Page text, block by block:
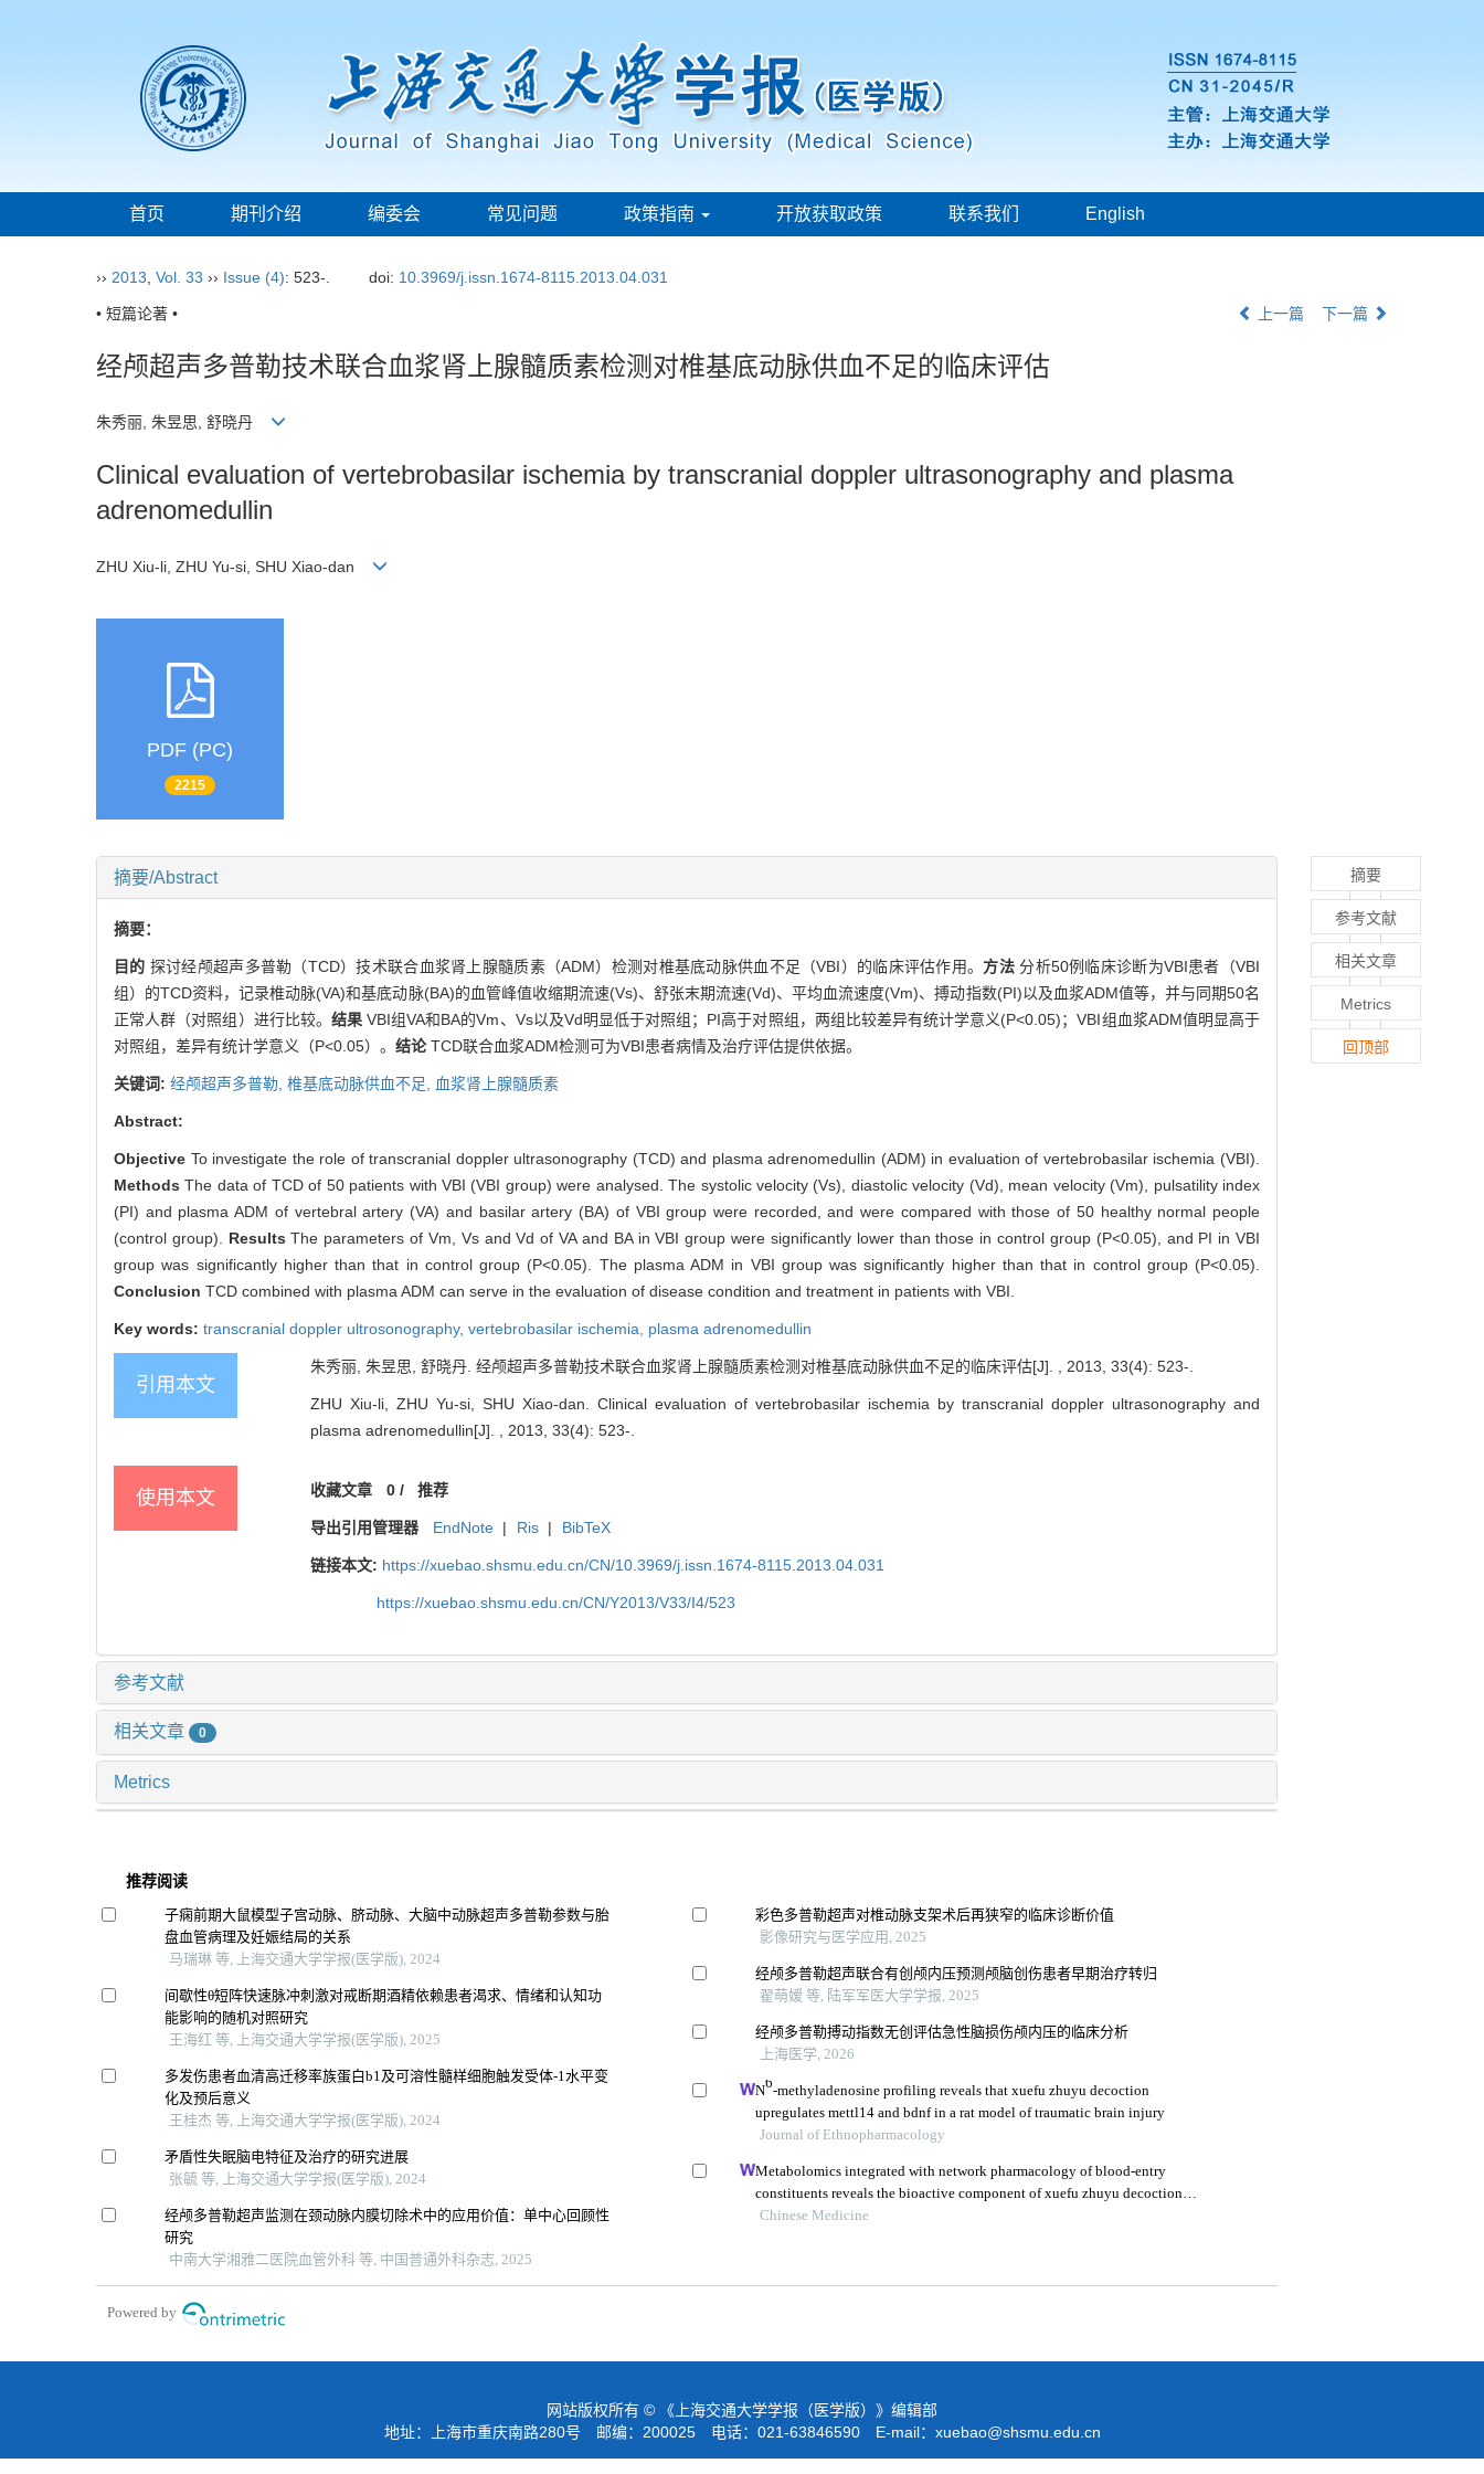
首页 期刊介绍 编委会 常见问题 政策指南 开放获取政策 联系我们 English
›› 2013 Vol. 33 ›› Issue (4): 523-. doi: 10.3969/j.issn.1674-8115.2013.04.031
• 短篇论著 • 上一篇 下一篇
经颅超声多普勒技术联合血浆肾上腺髓质素检测对椎基底动脉供血不足的临床评估
朱秀丽, 朱昱思, 舒晓丹
Clinical evaluation of vertebrobasilar ischemia by transcranial doppler ultrasonography and plasma
adrenomedullin
ZHU Xiu-li, ZHU Yu-si, SHU Xiao-dan
PDF (PC)
2215
摘要/Abstract
摘要：
目的 探讨经颅超声多普勒（TCD）技术联合血浆肾上腺髓质素（ADM）检测对椎基底动脉供血不足（VBI）的临床评估作用。 方法分析50例临床诊断为VBI患者（VBI
组）的TCD资料，记录椎动脉(VA)和基底动脉(BA)的血管峰值收缩期流速(Vs)、舒张末期流速(Vd)、平均血流速度(Vm)、搏动指数(PI)以及血浆ADM值等，并与同期50名
正常人群（对照组）进行比较。 结果VBI组VA和BA的Vm、Vs以及Vd明显低于对照组；PI高于对照组，两组比较差异有统计学意义(P<0.05)；VBI组血浆ADM值明显高于
对照组，差异有统计学意义（P<0.05）。 结论TCD联合血浆ADM检测可为VBI患者病情及治疗评估提供依据。
关键词: 经颅超声多普勒, 椎基底动脉供血不足, 血浆肾上腺髓质素
Abstract:
Objective To investigate the role of transcranial doppler ultrasonography (TCD) and plasma adrenomedullin (ADM) in evaluation of vertebrobasilar ischemia (VBI).
MethodsThe data of TCD of 50 patients with VBI (VBI group) were analysed. The systolic velocity (Vs), diastolic velocity (Vd), mean velocity (Vm), pulsatility index
(PI) and plasma ADM of vertebral artery (VA) and basilar artery (BA) of VBI group were recorded, and were compared with those of 50 healthy normal people
(control group). ResultsThe parameters of Vm, Vs and Vd of VA and BA in VBI group were significantly lower than those in control group (P<0.05), and PI in VBI
group was significantly higher than that in control group (P<0.05). The plasma ADM in VBI group was significantly higher than that in control group (P<0.05).
Conclusion TCD combined with plasma ADM can serve in the evaluation of disease condition and treatment in patients with VBI.
Key words: transcranial doppler ultrosonography, vertebrobasilar ischemia, plasma adrenomedullin
引用本文
朱秀丽, 朱昱思, 舒晓丹. 经颅超声多普勒技术联合血浆肾上腺髓质素检测对椎基底动脉供血不足的临床评估[J]. , 2013, 33(4): 523-.
ZHU Xiu-li, ZHU Yu-si, SHU Xiao-dan. Clinical evaluation of vertebrobasilar ischemia by transcranial doppler ultrasonography and
plasma adrenomedullin[J]. , 2013, 33(4): 523-.
使用本文 收藏文章 0/ 推荐
导出引用管理器 EndNote | Ris | BibTeX
链接本文: https://xuebao.shsmu.edu.cn/CN/10.3969/j.issn.1674-8115.2013.04.031
https://xuebao.shsmu.edu.cn/CN/Y2013/V33/I4/523
参考文献
相关文章 0
Metrics
推荐阅读
子痫前期大鼠模型子宫动脉、脐动脉、大脑中动脉超声多普勒参数与胎
盘血管病理及妊娠结局的关系
马瑞琳 等, 上海交通大学学报(医学版), 2024
间歇性θ短阵快速脉冲刺激对戒断期酒精依赖患者渴求、情绪和认知功
能影响的随机对照研究
王海红 等, 上海交通大学学报(医学版), 2025
多发伤患者血清高迁移率族蛋白b1及可溶性髓样细胞触发受体-1水平变
化及预后意义
王桂杰 等, 上海交通大学学报(医学版), 2024
矛盾性失眠脑电特征及治疗的研究进展
张毓 等, 上海交通大学学报(医学版), 2024
经颅多普勒超声监测在颈动脉内膜切除术中的应用价值：单中心回顾性
研究
中南大学湘雅二医院血管外科 等, 中国普通外科杂志, 2025
彩色多普勒超声对椎动脉支架术后再狭窄的临床诊断价值
影像研究与医学应用, 2025
经颅多普勒超声联合有创颅内压预测颅脑创伤患者早期治疗转归
翟萌嫒 等, 陆军军医大学学报, 2025
经颅多普勒搏动指数无创评估急性脑损伤颅内压的临床分析
上海医学, 2026
N6-methyladenosine profiling reveals that xuefu zhuyu decoction
upregulates mettl14 and bdnf in a rat model of traumatic brain injury
Journal of Ethnopharmacology
Metabolomics integrated with network pharmacology of blood-entry
constituents reveals the bioactive component of xuefu zhuyu decoction
and its angiogenic effects in treating traumatic brain injury
Chinese Medicine
Powered by
摘要
参考文献
相关文章
Metrics
回顶部
网站版权所有 © 《上海交通大学学报（医学版）》编辑部
地址：上海市重庆南路280号 邮编：200025 电话：021-63846590 E-mail： xuebao@shsmu.edu.cn